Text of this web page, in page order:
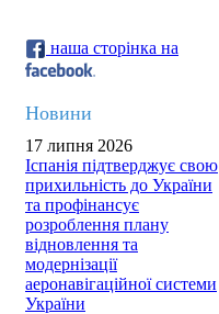
наша сторінка на
Новини
17 липня 2026
Іспанія підтверджує свою
прихильність до України
та профінансує
розроблення плану
відновлення та
модернізації
аеронавігаційної системи
України